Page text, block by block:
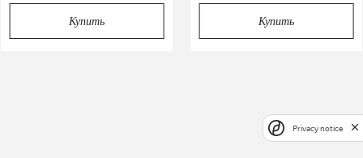
Купить Купить
Privacy notice